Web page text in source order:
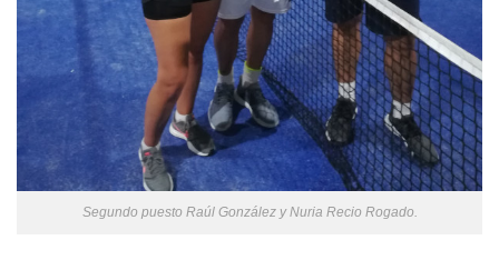
Segundo puesto Raúl González y Nuria Recio Rogado.